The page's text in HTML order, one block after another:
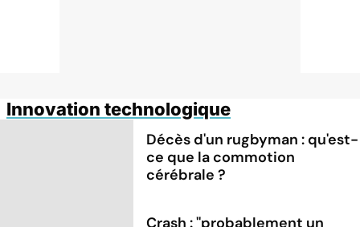
Innovation technologique
Décès d'un rugbyman : qu'est-
ce que la commotion
cérébrale ?
Crash : ''probablement un